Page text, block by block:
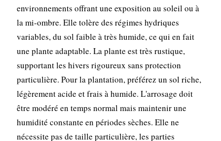
environnements offrant une exposition au soleil ou à
la mi-ombre. Elle tolère des régimes hydriques
variables, du sol faible à très humide, ce qui en fait
une plante adaptable. La plante est très rustique,
supportant les hivers rigoureux sans protection
particulière. Pour la plantation, préférez un sol riche,
légèrement acide et frais à humide. L'arrosage doit
être modéré en temps normal mais maintenir une
humidité constante en périodes sèches. Elle ne
nécessite pas de taille particulière, les parties